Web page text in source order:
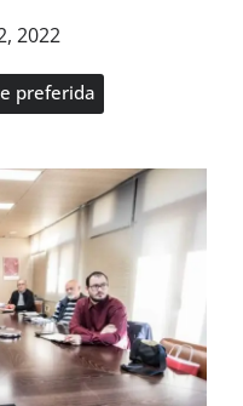
2022
preferida